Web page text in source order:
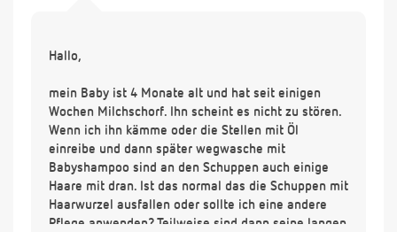
Hallo,
mein Baby ist 4 Monate alt und hat seit einigen
Wochen Milchschorf. Ihn scheint es nicht zu stören.
Wenn ich ihn kämme oder die Stellen mit Öl
einreibe und dann später wegwasche mit
Babyshampoo sind an den Schuppen auch einige
Haare mit dran. Ist das normal das die Schuppen mit
Haarwurzel ausfallen oder sollte ich eine andere
Pflege anwenden? Teilweise sind dann seine langen